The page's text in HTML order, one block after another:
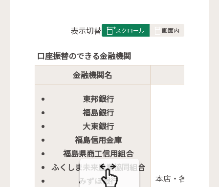
表
み
の
表示切替
口座振替のできる金融機関
金融機関名
東邦銀行
福島銀行
大東銀行
福島信用金庫
福島県商工信用組合
ふくしま未来農業協同組合
みずほ銀行
本店・各支店